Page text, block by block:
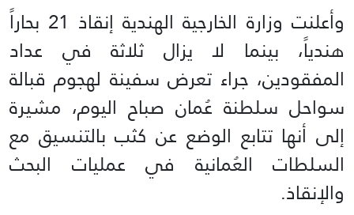
وأعلنت وزارة الخارجية الهندية إنقاذ 21 بحاراً
هندياً، بينما لا يزال ثلاثة في عداد
المفقودين، جراء تعرض سفينة لهجوم قبالة
سواحل سلطنة عُمان صباح اليوم، مشيرة
إلى أنها تتابع الوضع عن كثب بالتنسيق مع
السلطات العُمانية في عمليات البحث
والإنقاذ.